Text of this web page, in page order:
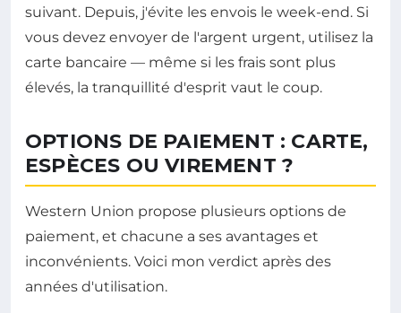
suivant. Depuis, j'évite les envois le week-end. Si
vous devez envoyer de l'argent urgent, utilisez la
carte bancaire — même si les frais sont plus
élevés, la tranquillité d'esprit vaut le coup.
OPTIONS DE PAIEMENT : CARTE,
ESPÈCES OU VIREMENT ?
Western Union propose plusieurs options de
paiement, et chacune a ses avantages et
inconvénients. Voici mon verdict après des
années d'utilisation.